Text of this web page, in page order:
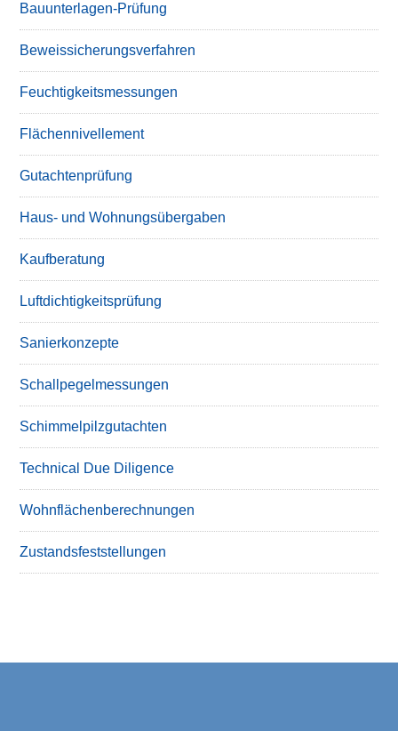
Bauunterlagen-Prüfung
Beweissicherungsverfahren
Feuchtigkeitsmessungen
Flächennivellement
Gutachtenprüfung
Haus- und Wohnungsübergaben
Kaufberatung
Luftdichtigkeitsprüfung
Sanierkonzepte
Schallpegelmessungen
Schimmelpilzgutachten
Technical Due Diligence
Wohnflächenberechnungen
Zustandsfeststellungen